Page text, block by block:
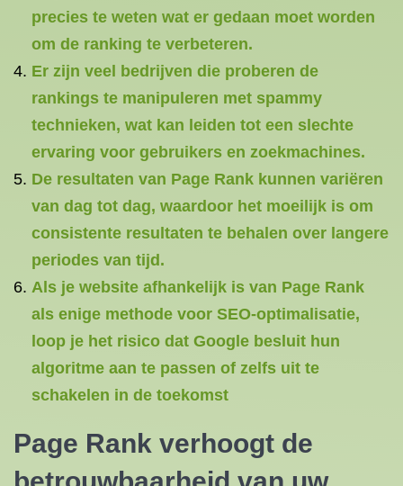
precies te weten wat er gedaan moet worden
om de ranking te verbeteren.
Er zijn veel bedrijven die proberen de
rankings te manipuleren met spammy
technieken, wat kan leiden tot een slechte
ervaring voor gebruikers en zoekmachines.
De resultaten van Page Rank kunnen variëren
van dag tot dag, waardoor het moeilijk is om
consistente resultaten te behalen over langere
periodes van tijd.
Als je website afhankelijk is van Page Rank
als enige methode voor SEO-optimalisatie,
loop je het risico dat Google besluit hun
algoritme aan te passen of zelfs uit te
schakelen in de toekomst
Page Rank verhoogt de